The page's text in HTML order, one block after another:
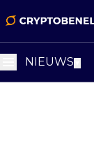
NIEUWS